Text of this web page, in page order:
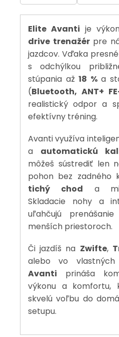
Elite Avanti je
drive trenažérpre
jazdcov. Vďaka
s odchýlkou
stúpania až 18 %a
(Bluetooth, ANT+
realistický odpor a
efektívny tréning.
Avanti využíva
a automatickú
môžeš sústrediť len
pohon bez zadného
tichý chod a
Skladacie nohy a
uľahčujú
menších priestoroch.
Či jazdíš na Zwifte,
alebo vo vlastných
Avanti prináša
výkonu a
skvelú voľbu do
setupu.